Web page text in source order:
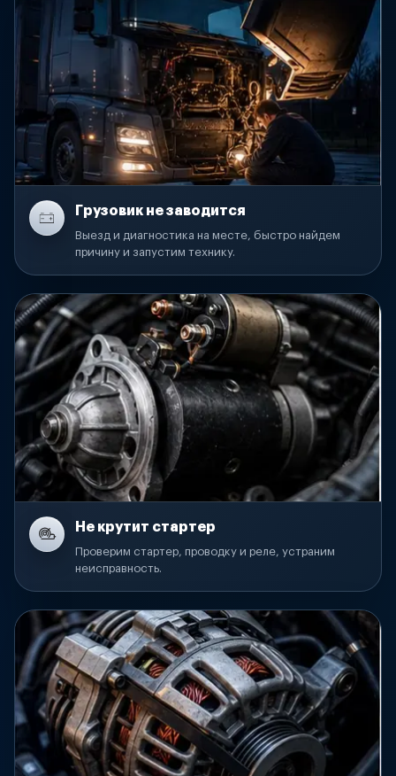
Грузовик не заводится
Выезд и диагностика на месте, быстро найдем
причину и запустим технику.
Не крутит стартер
Проверим стартер, проводку и реле, устраним
неисправность.